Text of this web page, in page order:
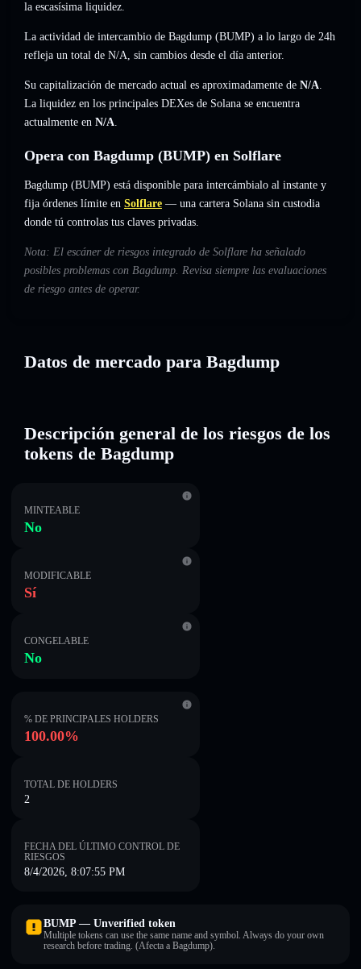
la escasísima liquidez.
La actividad de intercambio de Bagdump (BUMP) a lo largo de 24h
refleja un total de N/A, sin cambios desde el día anterior.
Su capitalización de mercado actual es aproximadamente de N/A.
La liquidez en los principales DEXes de Solana se encuentra
actualmente en N/A.
Opera con Bagdump (BUMP) en Solflare
Bagdump (BUMP) está disponible para intercámbialo al instante y
fija órdenes límite en Solflare — una cartera Solana sin custodia
donde tú controlas tus claves privadas.
Nota: El escáner de riesgos integrado de Solflare ha señalado
posibles problemas con Bagdump. Revisa siempre las evaluaciones
de riesgo antes de operar.
Datos de mercado para Bagdump
Descripción general de los riesgos de los
tokens de Bagdump
MINTEABLE
No
MODIFICABLE
Sí
CONGELABLE
No
% DE PRINCIPALES HOLDERS
100.00%
TOTAL DE HOLDERS
2
FECHA DEL ÚLTIMO CONTROL DE
RIESGOS
8/4/2026, 8:07:55 PM
BUMP — Unverified token
Multiple tokens can use the same name and symbol. Always do your own
research before trading. (Afecta a Bagdump).